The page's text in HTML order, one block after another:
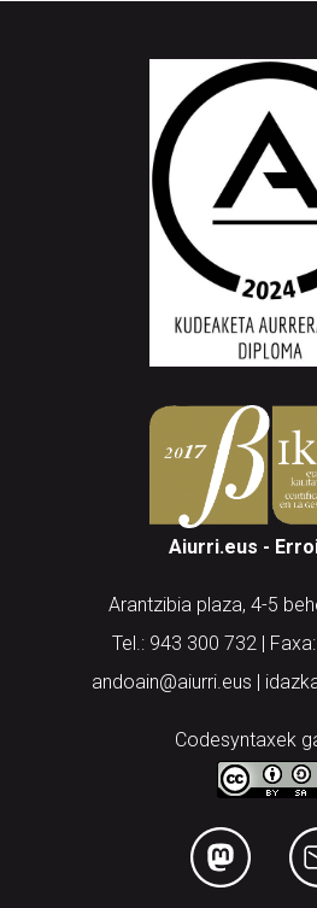
Aiurri.eus -
Arantzibia plaza, 4-5
Tel.: 943 300 732 |
andoain@aiurri.eus |
Codesyntaxek